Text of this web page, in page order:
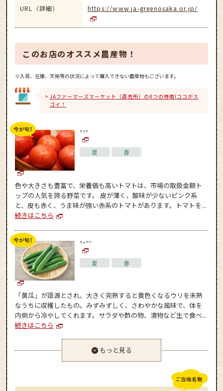
URL（詳細） https://www.ja-greenosaka.or.jp/
このお店のオススメ農産物！
※入荷、在庫、天候等の状況によって購入できない農産物もございます。
JAファーマーズマーケット（直売所）の4つの特徴!ココがス
ゴイ！
トマト
夏 春
色や大きさも豊富で、栄養価も高いトマトは、市場の取扱金額ト
ップの人気を誇る野菜です。 皮が薄く、酸味が少ないピンク系
と、皮も赤く、うま味が強い赤系のトマトがあります。トマトを...
続きはこちら
キュウリ
夏 春
「黄瓜」が語源とされ、大きく完熟すると黄色くなるウリを未熟
なうちに収穫したもの。みずみずしく、さわやかな風味で、体を
内側から冷やしてくれます。サラダや酢の物、漬物など生で食べ...
続きはこちら
もっと見る